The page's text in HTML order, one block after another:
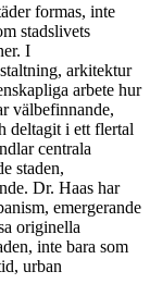
formas, inte
stadslivets
I
arkitektur
arbete hur
välbefinnande,
deltagit i ett flertal
centrala
staden,
Dr. Haas har
emergerande
originella
inte bara som
urban